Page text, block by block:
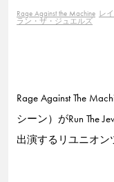
Rage Against the Machine レ
ラン・ザ・ジュエルズ
Rage Against The
シーン）がRun The
出演するリユニオン